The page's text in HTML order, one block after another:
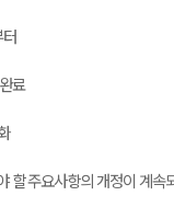
료
할 주요사항의 개정이 계속